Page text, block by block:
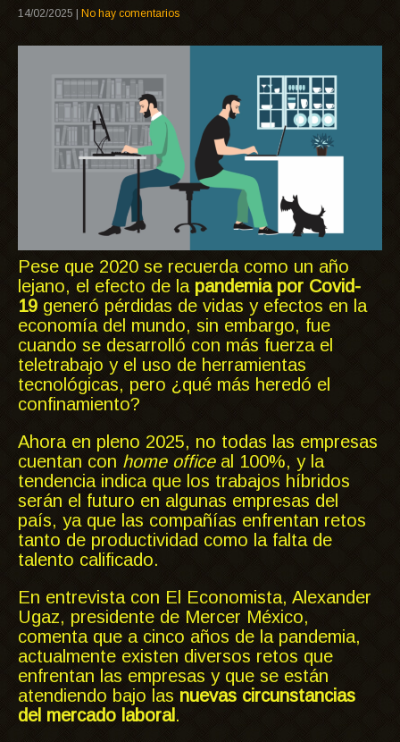
14/02/2025 No hay comentarios
Pese que 2020 se recuerda como un año
lejano, el efecto de la pandemia por Covid-
19 generó pérdidas de vidas y efectos en la
economía del mundo, sin embargo, fue
cuando se desarrolló con más fuerza el
teletrabajo y el uso de herramientas
tecnológicas, pero ¿qué más heredó el
confinamiento?
Ahora en pleno 2025, no todas las empresas
cuentan con home officeal 100%, y la
tendencia indica que los trabajos híbridos
serán el futuro en algunas empresas del
país, ya que las compañías enfrentan retos
tanto de productividad como la falta de
talento calificado.
En entrevista con El Economista, Alexander
Ugaz, presidente de Mercer México,
comenta que a cinco años de la pandemia,
actualmente existen diversos retos que
enfrentan las empresas y que se están
atendiendo bajo las nuevas circunstancias
del mercado laboral .